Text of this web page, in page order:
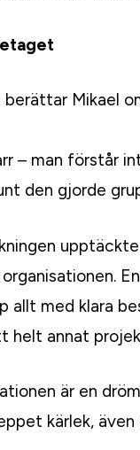
Mikael
– man förstår
den gjorde
allt med klara
helt annat
är en
kärlek,